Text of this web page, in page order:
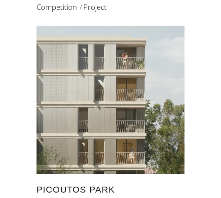
Competition
Project
PICOUTOS PARK